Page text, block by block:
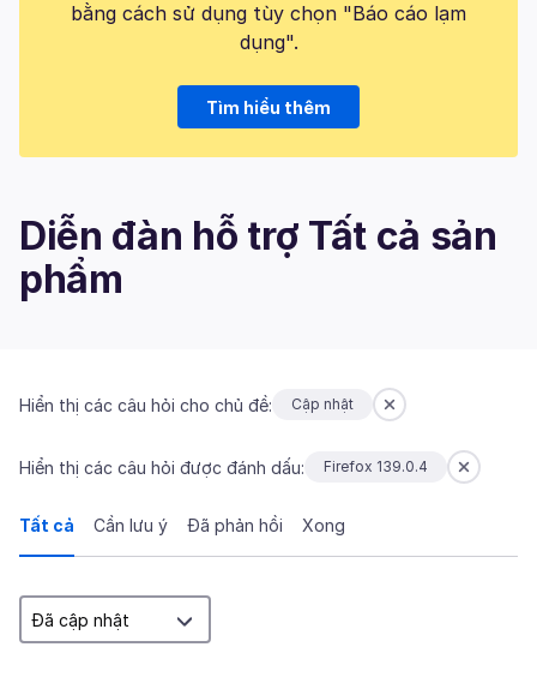
bằng cách sử dụng tùy chọn "Báo cáo lạm
dụng".
Tìm hiểu thêm
Diễn đàn hỗ trợ Tất cả sản
phẩm
Hiển thị các câu hỏi cho chủ đề: Cập nhật
Hiển thị các câu hỏi được đánh dấu: Firefox 139.0.4
Tất cả Cần lưu ý Đã phản hồi Xong